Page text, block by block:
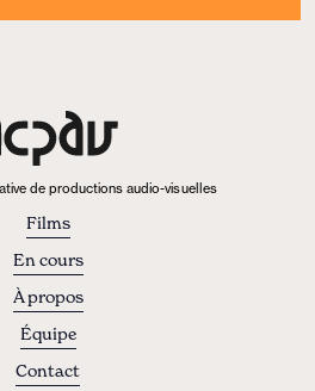
de productions audio-visuelles
Films
En cours
À propos
Équipe
Contact